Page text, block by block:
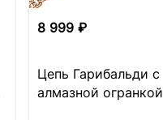
8 999 ₽
Цепь Гарибальди с
алмазной огранкой